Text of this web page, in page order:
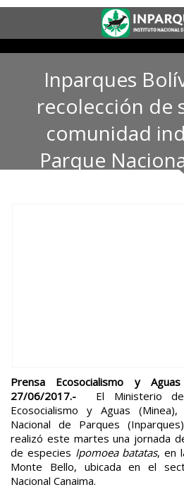
Inparques
recolección de
comunidad
Parque
Prensa Ecosocialismo y
27/06/2017.- El Ministerio
Ecosocialismo y Aguas
Nacional de Parques
realizó este martes una jornada
de especies Ipomoea batatas, en
Monte Bello, ubicada en el
Nacional Canaima.